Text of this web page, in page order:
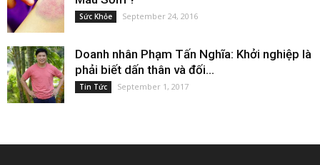
Sức Khỏe September 24, 2016
Doanh nhân Phạm Tấn Nghĩa: Khởi nghiệp là
phải biết dấn thân và đối...
Tin Tức September 1, 2017